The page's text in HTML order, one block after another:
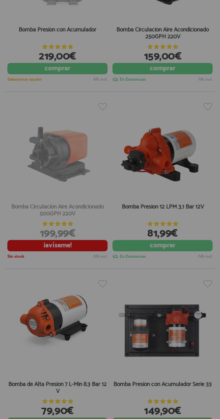
Bomba Presión con Acumulador
219,00€
comprar
Seleccionar opción IVA incl.
Bomba Circulación Aire Acondicionado
250GPH 220V
159,00€
comprar
En Existencias IVA incl.
Bomba Circulación Aire Acondicionado
500GPH 220V
199,99€
¡avíseme!
Sin stock IVA incl.
Bomba Presion 12 LPM 3,1 Bar 12V
81,99€
comprar
En Existencias IVA incl.
Bomba de Alta Presion 7 L-Min 8.3 Bar 12
V
79,90€
Bomba Presión con Acumulador Serie 33
149,90€